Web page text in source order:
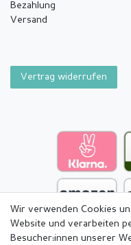
Bezahlung
Versand
Vertrag widerrufen
Wir verwenden Cookies
Website und verarbeiten
Besucher:innen unserer